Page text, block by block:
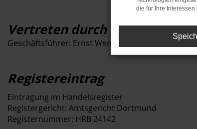
Vertreten durch
Geschäftsführer: Ernst Wenner
Registereintrag
Eintragung im Handelsregister
Registergericht: Amtsgericht Dortmund
Registernummer: HRB 24142
die für Ihre Interessen